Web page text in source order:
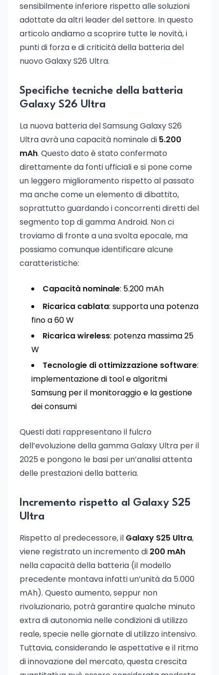
sensibilmente inferiore rispetto alle soluzioni
adottate da altri leader del settore. In questo
articolo andiamo a scoprire tutte le novità, i
punti di forza e di criticità della batteria del
nuovo Galaxy S26 Ultra.
Specifiche tecniche della batteria
Galaxy S26 Ultra
La nuova batteria del Samsung Galaxy S26
Ultra avrà una capacità nominale di 5.200
mAh. Questo dato è stato confermato
direttamente da fonti ufficiali e si pone come
un leggero miglioramento rispetto al passato
ma anche come un elemento di dibattito,
soprattutto guardando i concorrenti diretti del
segmento top di gamma Android. Non ci
troviamo di fronte a una svolta epocale, ma
possiamo comunque identificare alcune
caratteristiche:
Capacità nominale: 5.200 mAh
Ricarica cablata: supporta una potenza
fino a 60 W
Ricarica wireless: potenza massima 25
W
Tecnologie di ottimizzazione software:
implementazione di tool e algoritmi
Samsung per il monitoraggio e la gestione
dei consumi
Questi dati rappresentano il fulcro
dell’evoluzione della gamma Galaxy Ultra per il
2025 e pongono le basi per un’analisi attenta
delle prestazioni della batteria.
Incremento rispetto al Galaxy S25
Ultra
Rispetto al predecessore, il Galaxy S25 Ultra,
viene registrato un incremento di 200 mAh
nella capacità della batteria (il modello
precedente montava infatti un’unità da 5.000
mAh). Questo aumento, seppur non
rivoluzionario, potrà garantire qualche minuto
extra di autonomia nelle condizioni di utilizzo
reale, specie nelle giornate di utilizzo intensivo.
Tuttavia, considerando le aspettative e il ritmo
di innovazione del mercato, questa crescita